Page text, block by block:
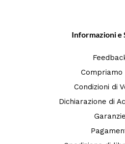
Informazioni e
Compriamo
Condizioni di
Dichiarazione di
Garanzie